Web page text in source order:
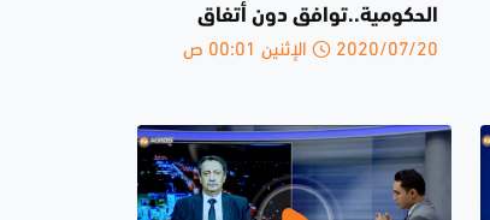
الحكومية..توافق دون أتفاق
2020/07/20 الإثنين 00:01 ص